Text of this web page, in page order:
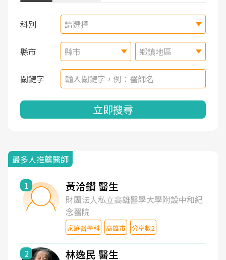
科別 請選擇
縣市 縣市 鄉鎮地區
關鍵字
立即搜尋
最多人推薦醫師
1 黃洽鑽 醫生
財團法人私立高雄醫學大學附設中和紀
念醫院
家庭醫學科 高雄市 分享數2
2 林逸民 醫生